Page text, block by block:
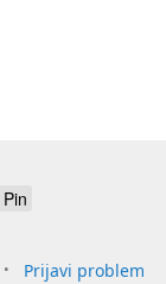
Pin
Prijavi problem